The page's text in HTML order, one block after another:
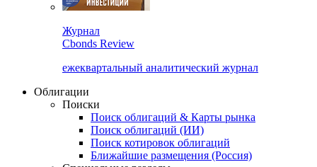
Журнал
Cbonds Review
ежеквартальный аналитический журнал
Облигации
Поиски
Поиск облигаций & Карты рынка
Поиск облигаций (ИИ)
Поиск котировок облигаций
Ближайшие размещения (Россия)